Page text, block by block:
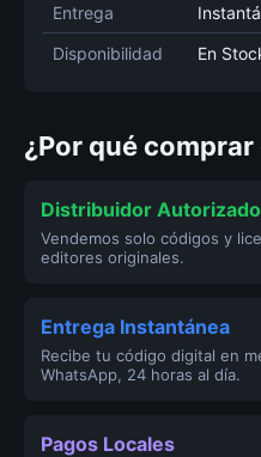
Entrega
Disponibilidad
En
¿Por qué comprar
Distribuidor Autorizado
Vendemos solo códigos y
editores originales.
Entrega Instantánea
Recibe tu código digital en
WhatsApp, 24 horas al día.
Pagos Locales